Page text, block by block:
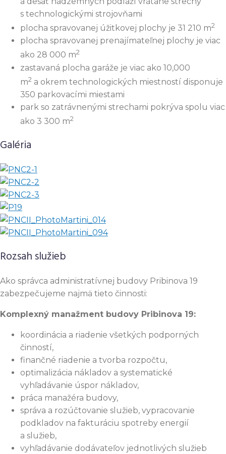
s technologickými strojovňami
plocha spravovanej úžitkovej plochy je 31 210 m2
plocha spravovanej prenajímateľnej plochy je viac
ako 28 000 m2
zastavaná plocha garáže je viac ako 10,000
m2 a okrem technologických miestností disponuje
350 parkovacími miestami
park so zatrávnenými strechami pokrýva spolu viac
ako 3 300 m2
Galéria
Rozsah služieb
Ako správca administratívnej budovy Pribinova 19
zabezpečujeme najmä tieto činnosti:
Komplexný manažment budovy Pribinova 19:
koordinácia a riadenie všetkých podporných
činností,
finančné riadenie a tvorba rozpočtu,
optimalizácia nákladov a systematické
vyhľadávanie úspor nákladov,
práca manažéra budovy,
správa a rozúčtovanie služieb, vypracovanie
podkladov na fakturáciu spotreby energií
a služieb,
vyhľadávanie dodávateľov jednotlivých služieb